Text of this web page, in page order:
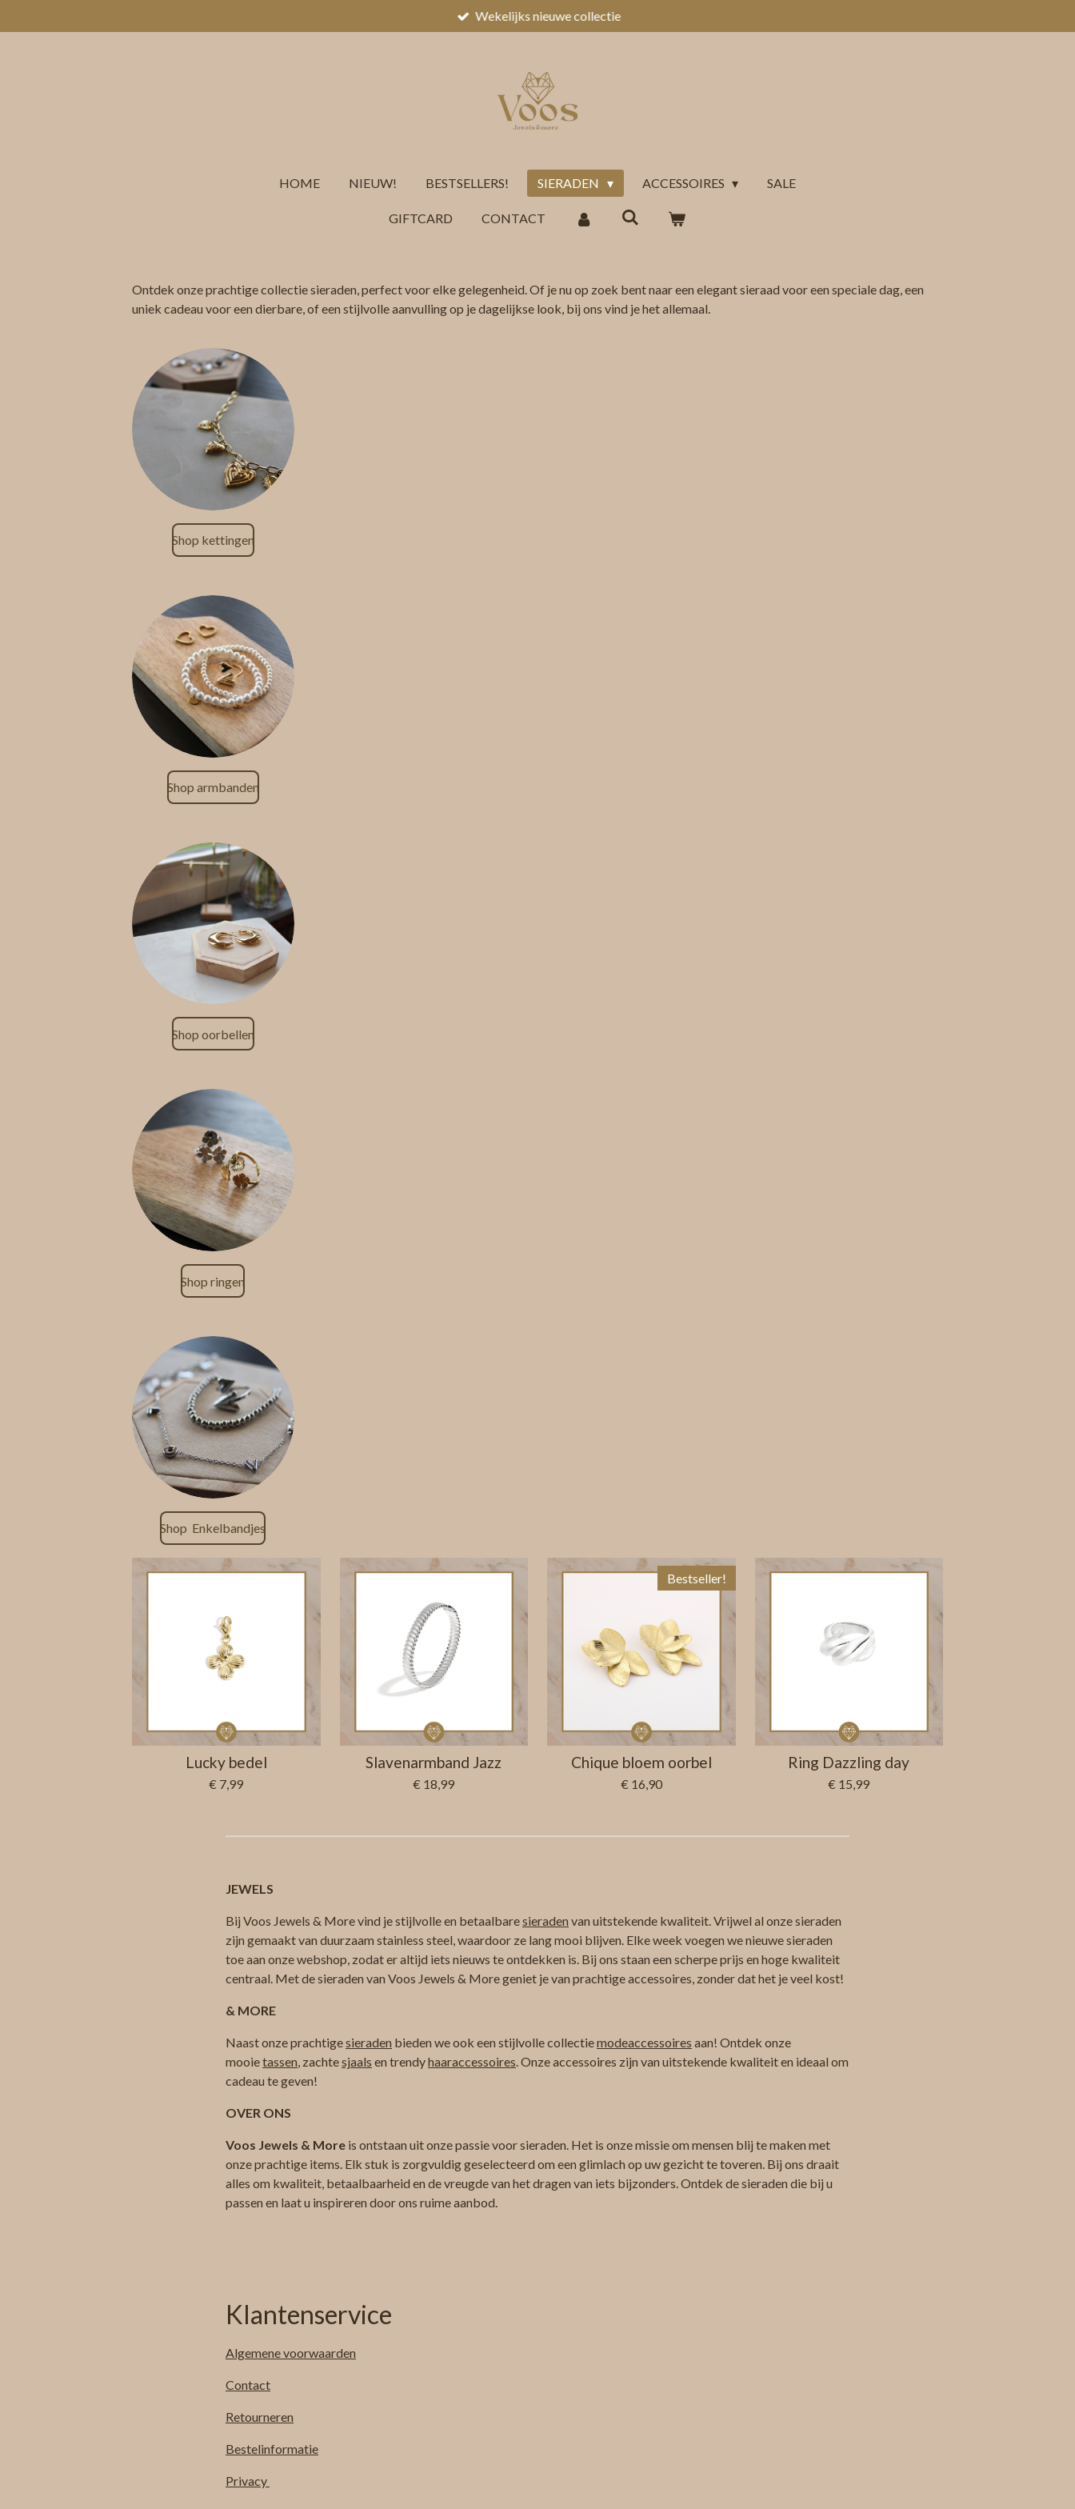
direct
Wekelijks nieuwe collectie
HOME NIEUW! BESTSELLERS! SIERADEN ACCESSOIRES SALE
GIFTCARD CONTACT
Ontdek onze prachtige collectie sieraden, perfect voor elke gelegenheid. Of je nu op zoek bent naar een elegant sieraad voor een speciale dag, een
uniek cadeau voor een dierbare, of een stijlvolle aanvulling op je dagelijkse look, bij ons vind je het allemaal.
Shop kettingen
Shop armbanden
Shop oorbellen
Shop ringen
Shop Enkelbandjes
Lucky bedel
€ 7,99
Slavenarmband Jazz
€ 18,99
Bestseller!
Chique bloem oorbel
€ 16,90
Ring Dazzling day
€ 15,99
JEWELS
Bij Voos Jewels & More vind je stijlvolle en betaalbaresieraden van uitstekende kwaliteit. Vrijwel al onze sieraden
zijn gemaakt van duurzaam stainless steel, waardoor ze lang mooi blijven. Elke week voegen we nieuwe sieraden
toe aan onze webshop, zodat er altijd iets nieuws te ontdekken is. Bij ons staan een scherpe prijs en hoge kwaliteit
centraal. Met de sieraden van Voos Jewels & More geniet je van prachtige accessoires, zonder dat het je veel kost!
& MORE
Naast onze prachtigesieraden bieden we ook een stijlvolle collectiemodeaccessoires aan! Ontdek onze
mooietassen, zachtesjaals en trendyhaaraccessoires. Onze accessoires zijn van uitstekende kwaliteit en ideaal om
cadeau te geven!
OVER ONS
Voos Jewels & More is ontstaan uit onze passie voor sieraden. Het is onze missie om mensen blij te maken met
onze prachtige items. Elk stuk is zorgvuldig geselecteerd om een glimlach op uw gezicht te toveren. Bij ons draait
alles om kwaliteit, betaalbaarheid en de vreugde van het dragen van iets bijzonders. Ontdek de sieraden die bij u
passen en laat u inspireren door ons ruime aanbod.
Klantenservice
Algemenevoorwaarden
Contact
Retourneren
Bestelinformatie
Privacy